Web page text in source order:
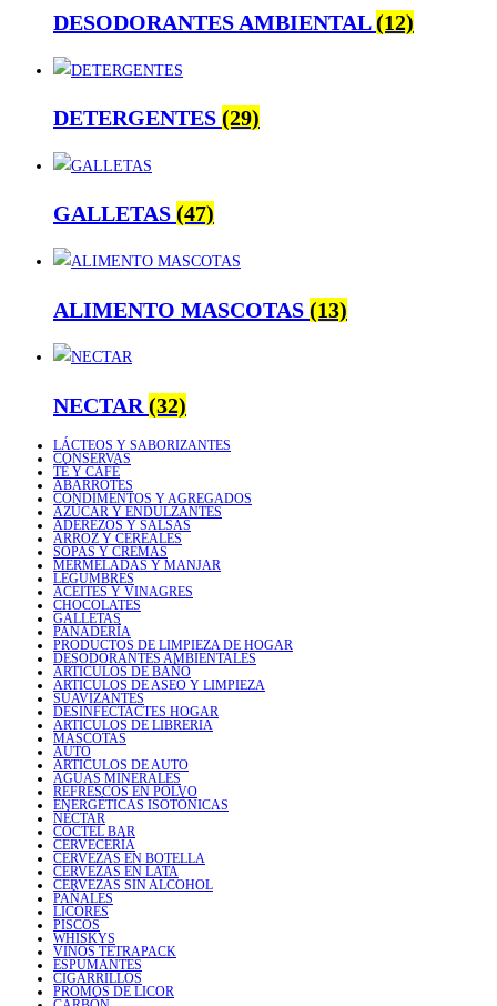
DESODORANTES AMBIENTAL(12)
DETERGENTES (29)
GALLETAS (47)
ALIMENTO MASCOTAS (13)
NECTAR (32)
LÁCTEOS Y SABORIZANTES
CONSERVAS
TÉ Y CAFÉ
ABARROTES
CONDIMENTOS Y AGREGADOS
AZÚCAR Y ENDULZANTES
ADEREZOS Y SALSAS
ARROZ Y CEREALES
SOPAS Y CREMAS
MERMELADAS Y MANJAR
LEGUMBRES
ACEITES Y VINAGRES
CHOCOLATES
GALLETAS
PANADERÍA
PRODUCTOS DE LIMPIEZA DE HOGAR
DESODORANTES AMBIENTALES
ARTICULOS DE BAÑO
ARTICULOS DE ASEO Y LIMPIEZA
SUAVIZANTES
DESINFECTACTES HOGAR
ARTICULOS DE LIBRERIA
MASCOTAS
AUTO
ARTICULOS DE AUTO
AGUAS MINERALES
REFRESCOS EN POLVO
ENERGÉTICAS ISOTÓNICAS
NÉCTAR
COCTEL BAR
CERVECERÍA
CERVEZAS EN BOTELLA
CERVEZAS EN LATA
CERVEZAS SIN ALCOHOL
PAÑALES
LICORES
PISCOS
WHISKYS
VINOS TETRAPACK
ESPUMANTES
CIGARRILLOS
PROMOS DE LICOR